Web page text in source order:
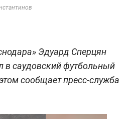
Эдуард Сперцян
в саудовский футбольный
сообщает пресс-служба